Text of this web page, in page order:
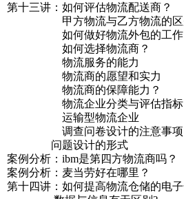
第十三讲：如何评估物流配送商？
甲方物流与乙方物流的区
如何做好物流外包的工作
如何选择物流商？
物流服务的能力
物流商的愿望
物流商的保障能力？
物流企业分类与评估指标
运输型物流企业
调查问卷设计的注意事项
问题设计的形式
案例分析：ibm是第四方物流商吗？
案例分析：麦当劳好在哪里？
第十四讲：如何提高物流仓储的电子